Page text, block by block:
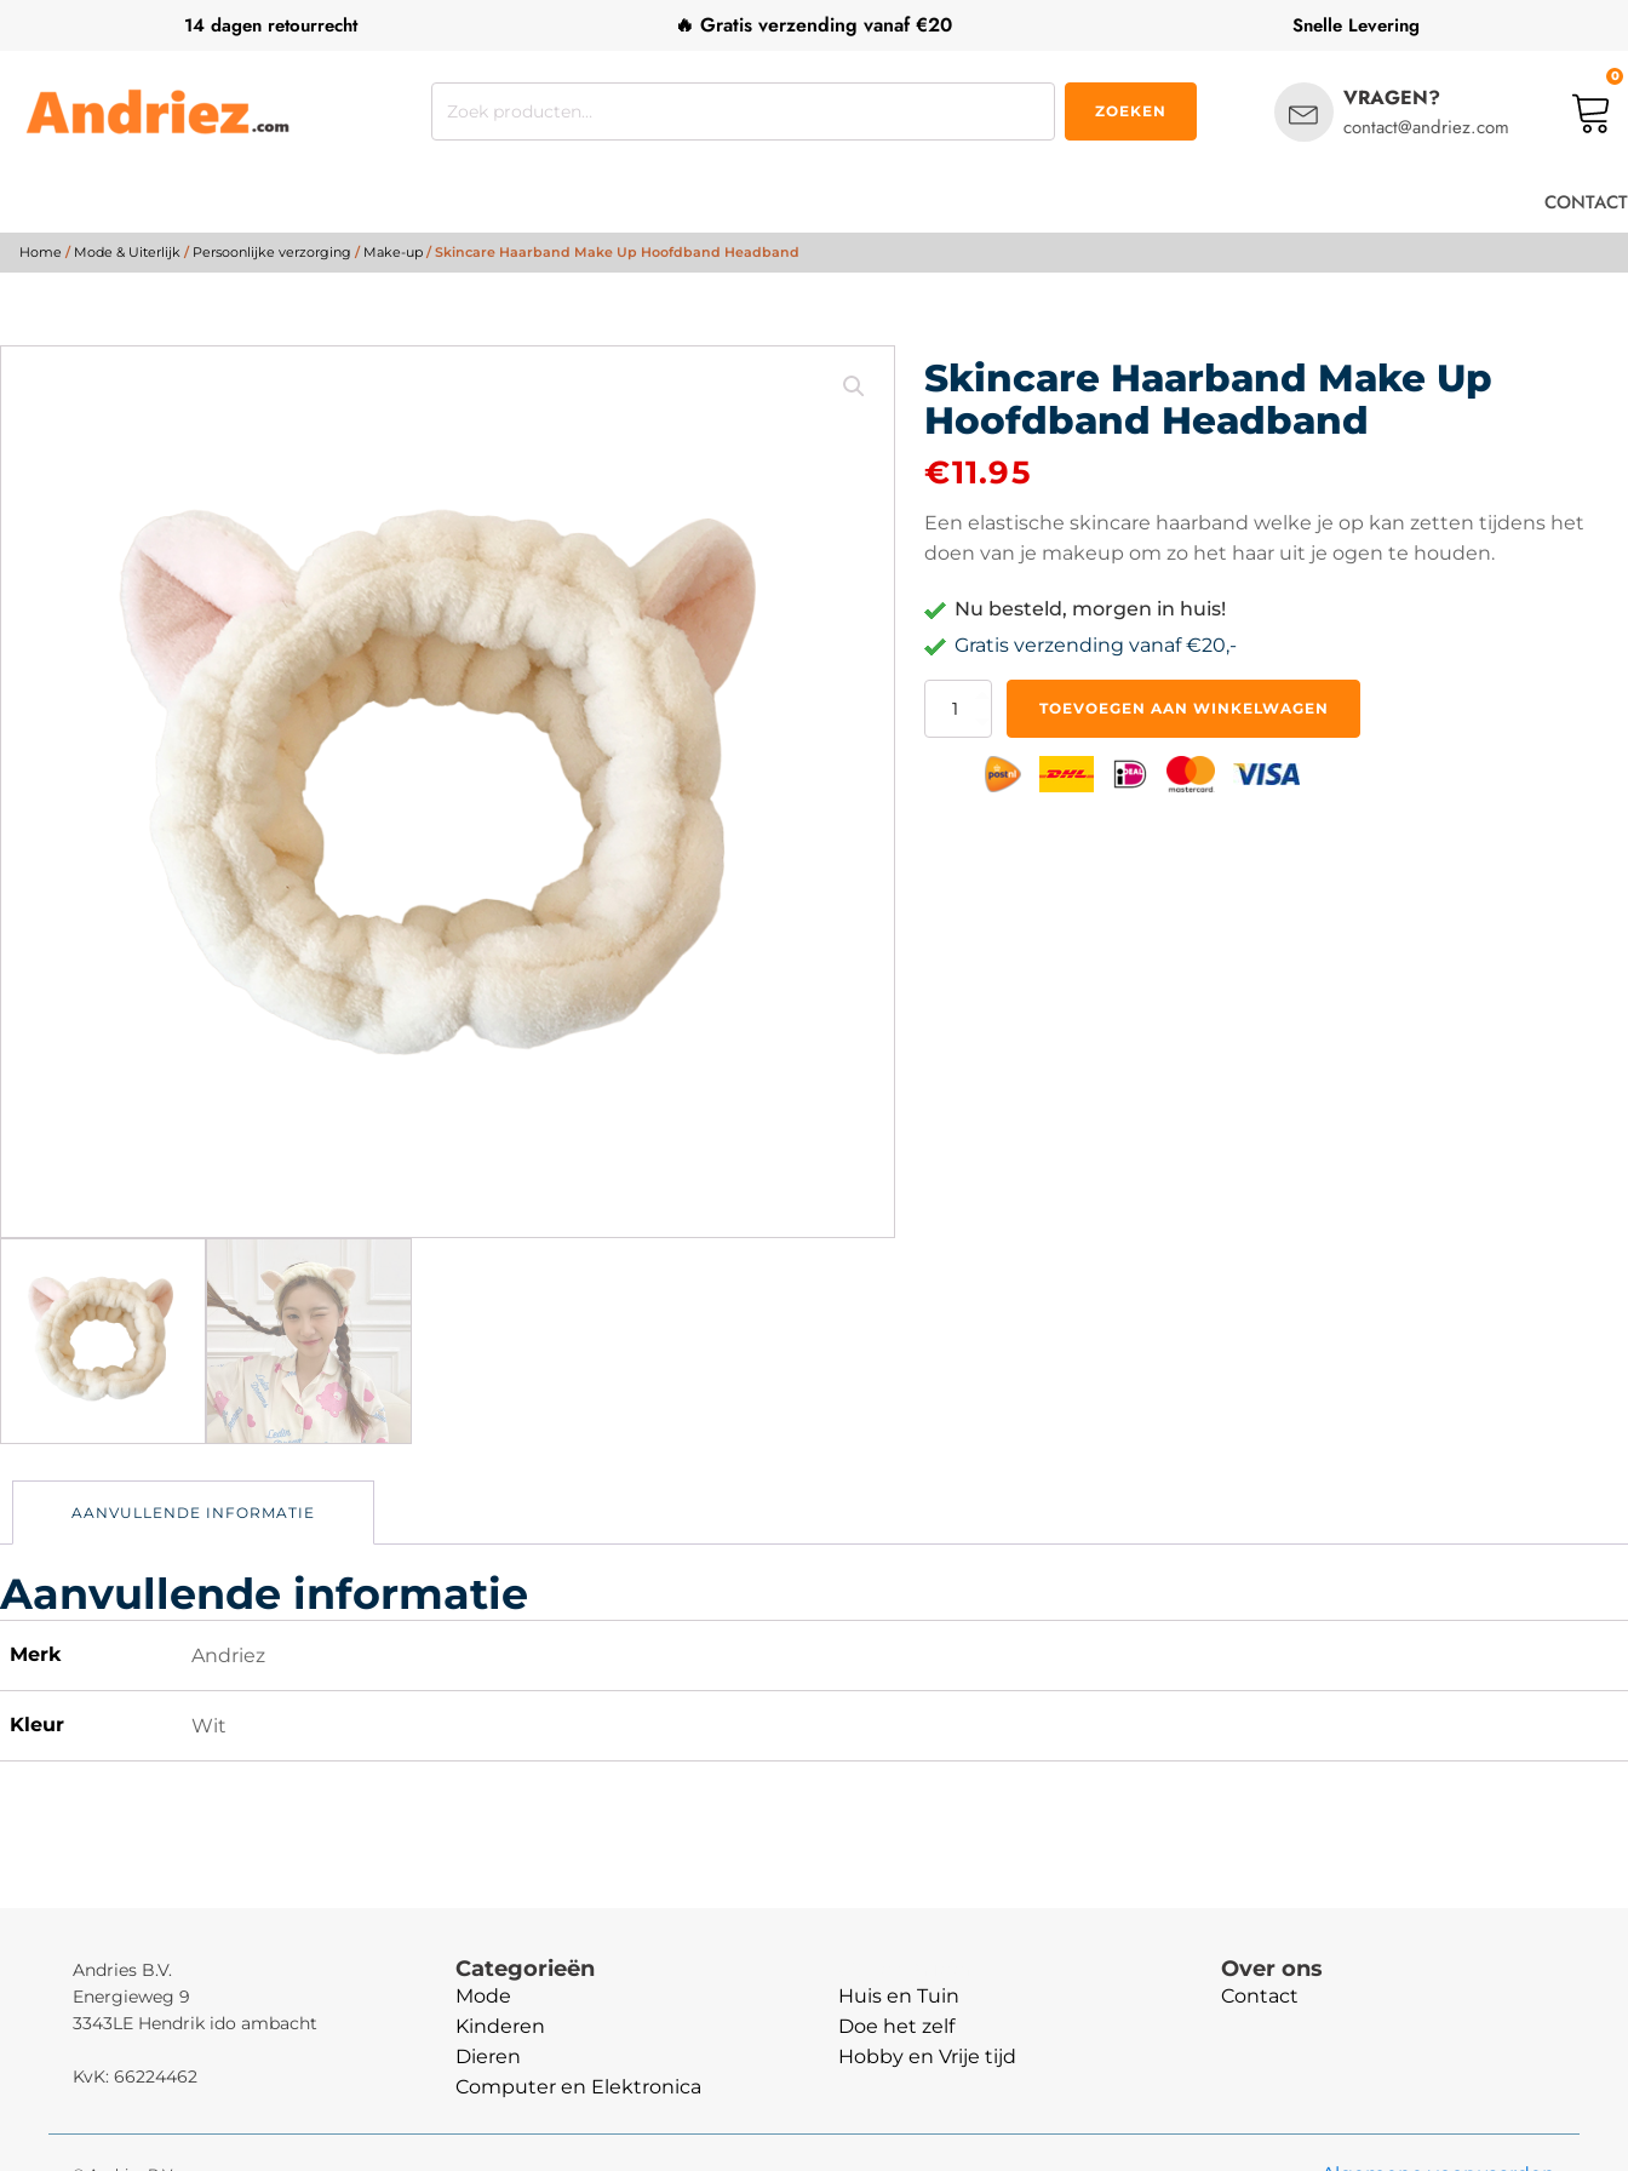
14 dagen retourrecht 🔥 Gratis verzending vanaf €20 Snelle Levering
Zoeken
ZOEKEN VRAGEN?
contact@andriez.com
0
CONTACT
Home / Mode & Uiterlijk / Persoonlijke verzorging / Make-up / Skincare Haarband Make Up Hoofdband Headband
Skincare Haarband Make Up
Hoofdband Headband
€11.95
Een elastische skincare haarband welke je op kan zetten tijdens het
doen van je makeup om zo het haar uit je ogen te houden.
Nu besteld, morgen in huis!
Gratis verzending vanaf €20,-
Skincare
Hoofdband
TOEVOEGEN AAN WINKELWAGEN
AANVULLENDE INFORMATIE
Aanvullende informatie
Merk Andriez
Kleur Wit
Andries B.V.
Energieweg 9
3343LE Hendrik ido ambacht
KvK: 66224462
Categorieën
Mode
Kinderen
Dieren
Computer en Elektronica
Huis en Tuin
Doe het zelf
Hobby en Vrije tijd
Over ons
Contact